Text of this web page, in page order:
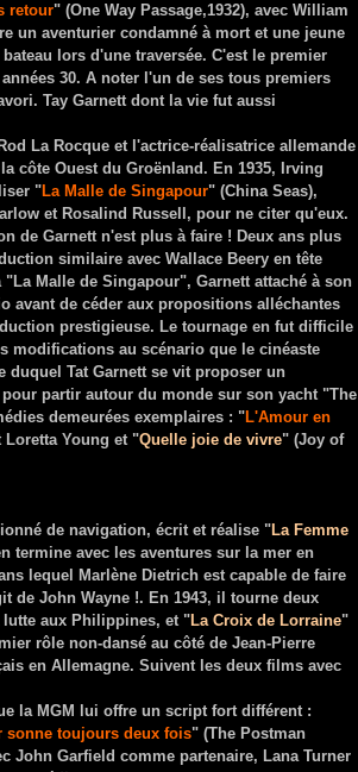
retour" (One Way Passage,1932), avec William
un aventurier condamné à mort et une jeune
lors d'une traversée. C'est le premier
30. A noter l'un de ses tous premiers
Tay Garnett dont la vie fut aussi
La Rocque et l'actrice-réalisatrice allemande
côte Ouest du Groënland. En 1935, Irving
"La Malle de Singapour" (China Seas),
et Rosalind Russell, pour ne citer qu'eux.
de Garnett n'est plus à faire ! Deux ans plus
similaire avec Wallace Beery en tête
"La Malle de Singapour", Garnett attaché à son
avant de céder aux propositions alléchantes
prestigieuse. Le tournage en fut difficile
modifications au scénario que le cinéaste
duquel Tat Garnett se vit proposer un
partir autour du monde sur son yacht "The
demeurées exemplaires : "L'Amour en
Loretta Young et "Quelle joie de vivre" (Joy of
de navigation, écrit et réalise "La Femme
termine avec les aventures sur la mer en
lequel Marlène Dietrich est capable de faire
de John Wayne !. En 1943, il tourne deux
lutte aux Philippines, et "La Croix de Lorraine"
rôle non-dansé au côté de Jean-Pierre
en Allemagne. Suivent les deux films avec
la MGM lui offre un script fort différent :
sonne toujours deux fois" (The Postman
John Garfield comme partenaire, Lana Turner